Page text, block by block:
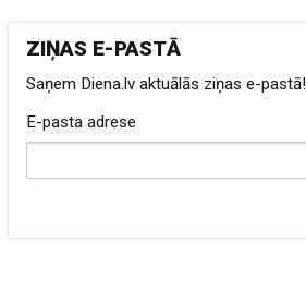
ZIŅAS E-PASTĀ
Saņem Diena.lv aktuālās ziņas e-pastā!
E-pasta adrese